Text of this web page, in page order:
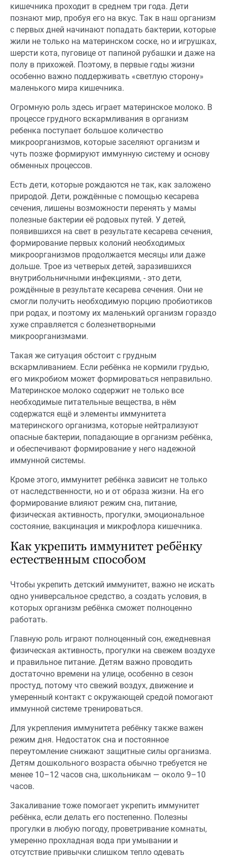
кишечника проходит в среднем три года. Дети
познают мир, пробуя его на вкус. Так в наш организм
с первых дней начинают попадать бактерии, которые
жили не только на материнском соске, но и игрушках,
шерсти кота, пуговице от папиной рубашки и даже на
полу в прихожей. Поэтому, в первые годы жизни
особенно важно поддерживать «светлую сторону»
маленького мира кишечника.
Огромную роль здесь играет материнское молоко. В
процессе грудного вскармливания в организм
ребенка поступает большое количество
микроорганизмов, которые заселяют организм и
чуть позже формируют иммунную систему и основу
обменных процессов.
Есть дети, которые рождаются не так, как заложено
природой. Дети, рождённые с помощью кесарева
сечения, лишены возможности перенять у мамы
полезные бактерии её родовых путей. У детей,
появившихся на свет в результате кесарева сечения,
формирование первых колоний необходимых
микроорганизмов продолжается месяцы или даже
дольше. Трое из четверых детей, заразившихся
внутрибольничными инфекциями, - это дети,
рождённые в результате кесарева сечения. Они не
смогли получить необходимую порцию пробиотиков
при родах, и поэтому их маленький организм гораздо
хуже справляется с болезнетворными
микроорганизмами.
Такая же ситуация обстоит с грудным
вскармливанием. Если ребёнка не кормили грудью,
его микробиом может формироваться неправильно.
Материнское молоко содержит не только все
необходимые питательные вещества, в нём
содержатся ещё и элементы иммунитета
материнского организма, которые нейтрализуют
опасные бактерии, попадающие в организм ребёнка,
и обеспечивают формирование у него надежной
иммунной системы.
Кроме этого, иммунитет ребёнка зависит не только
от наследственности, но и от образа жизни. На его
формирование влияют режим сна, питание,
физическая активность, прогулки, эмоциональное
состояние, вакцинация и микрофлора кишечника.
Как укрепить иммунитет ребёнку
естественным способом
Чтобы укрепить детский иммунитет, важно не искать
одно универсальное средство, а создать условия, в
которых организм ребёнка сможет полноценно
работать.
Главную роль играют полноценный сон, ежедневная
физическая активность, прогулки на свежем воздухе
и правильное питание. Детям важно проводить
достаточно времени на улице, особенно в сезон
простуд, потому что свежий воздух, движение и
умеренный контакт с окружающей средой помогают
иммунной системе тренироваться.
Для укрепления иммунитета ребёнку также важен
режим дня. Недостаток сна и постоянное
переутомление снижают защитные силы организма.
Детям дошкольного возраста обычно требуется не
менее 10–12 часов сна, школьникам — около 9–10
часов.
Закаливание тоже помогает укрепить иммунитет
ребёнка, если делать его постепенно. Полезны
прогулки в любую погоду, проветривание комнаты,
умеренно прохладная вода при умывании и
отсутствие привычки слишком тепло одевать